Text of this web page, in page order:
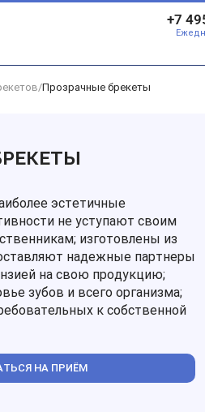
+7
/Прозрачные брекеты
эстетичные
не уступают своим
изготовлены из
надежные партнеры
на свою продукцию;
зубов и всего организма;
к собственной
НА ПРИЁМ